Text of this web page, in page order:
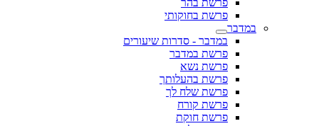
פרשת בהר
פרשת בחוקותי
במדבר
במדבר - סדרות שיעורים
פרשת במדבר
פרשת נשא
פרשת בהעלותך
פרשת שלח לך
פרשת קורח
פרשת חוקת